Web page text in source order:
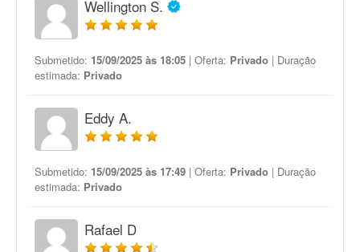
Wellington S.
Submetido: 15/09/2025 às 18:05 | Oferta: Privado | Duração
estimada: Privado
Eddy A.
Submetido: 15/09/2025 às 17:49 | Oferta: Privado | Duração
estimada: Privado
Rafael D